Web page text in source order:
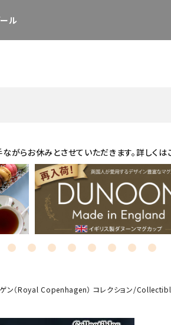
ル
インテリア用品 他 日用品・雑貨
カップ／マグ カップ&ソ
ピッチャー／デカンタ セット商品
お休みとさせていただきます。詳しくはこ
ン（Royal Copenhagen） コレクション/